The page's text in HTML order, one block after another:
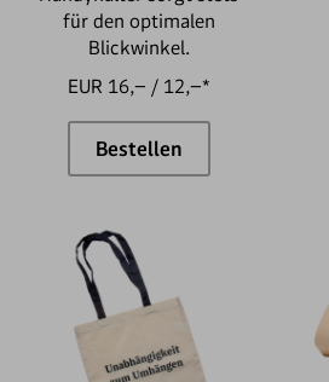
für den optimalen
Blickwinkel.
EUR 16,– / 12,–*
BestellenTablethalter